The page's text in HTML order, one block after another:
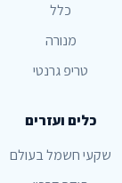
כלל
מנורה
טריפ גרנטי
כלים ועזרים
שקעי חשמל בעולם